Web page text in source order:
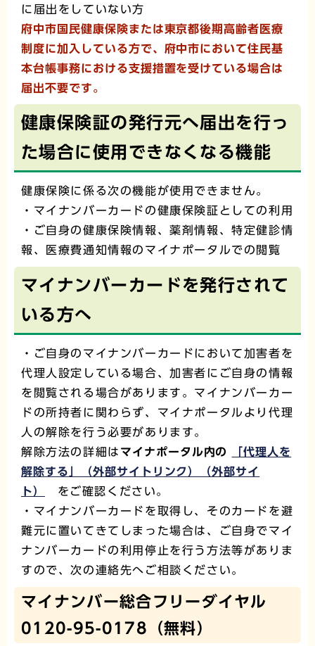
に届出をしていない方
府中市国民健康保険または東京都後期高齢者医療
制度に加入している方で、府中市において住民基
本台帳事務における支援措置を受けている場合は
届出不要です。
健康保険証の発行元へ届出を行っ
た場合に使用できなくなる機能
健康保険に係る次の機能が使用できません。
・マイナンバーカードの健康保険証としての利用
・ご自身の健康保険情報、薬剤情報、特定健診情
報、医療費通知情報のマイナポータルでの閲覧
マイナンバーカードを発行されて
いる方へ
・ご自身のマイナンバーカードにおいて加害者を
代理人設定している場合、加害者にご自身の情報
を閲覧される場合があります。マイナンバーカー
ドの所持者に関わらず、マイナポータルより代理
人の解除を行う必要があります。
解除方法の詳細は マイナポータル内の
「代理人を
解除する」（外部サイトリンク）（外部サイ
ト）
をご確認ください。
・マイナンバーカードを取得し、そのカードを避
難元に置いてきてしまった場合は、ご自身でマイ
ナンバーカードの利用停止を行う方法等がありま
すので、次の連絡先へご相談ください。
マイナンバー総合フリーダイヤル
0120-95-0178（無料）